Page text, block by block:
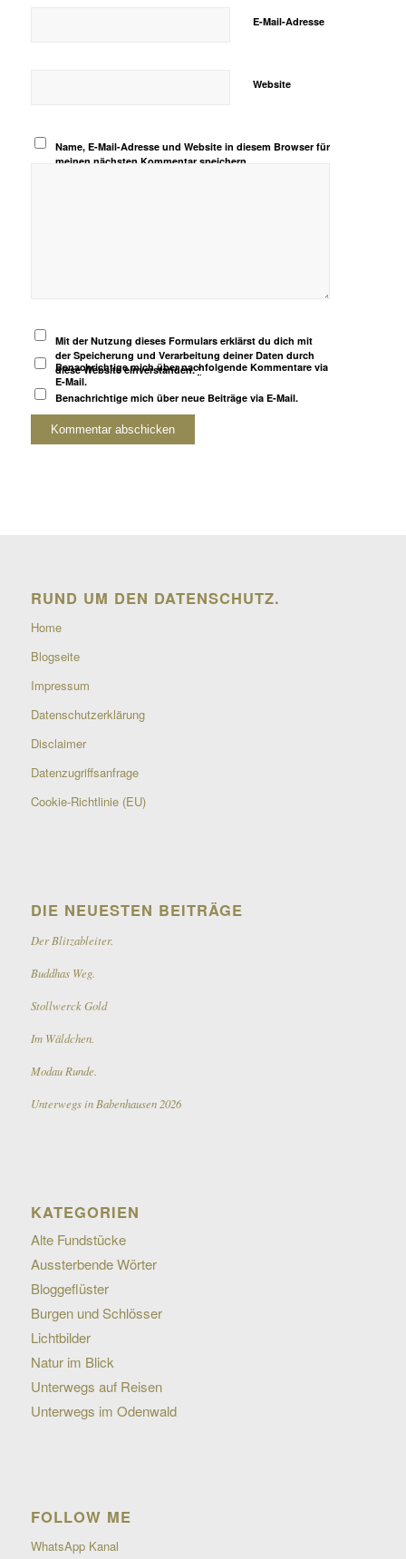
E-Mail-Adresse
Website
Name, E-Mail-Adresse und Website in diesem Browser für
meinen nächsten Kommentar speichern.
Mit der Nutzung dieses Formulars erklärst du dich mit
der Speicherung und Verarbeitung deiner Daten durch
diese Website einverstanden.*
Benachrichtige mich über nachfolgende Kommentare via
E-Mail.
Benachrichtige mich über neue Beiträge via E-Mail.
RUND UM DEN DATENSCHUTZ.
Home
Blogseite
Impressum
Datenschutzerklärung
Disclaimer
Datenzugriffsanfrage
Cookie-Richtlinie (EU)
DIE NEUESTEN BEITRÄGE
Der Blitzableiter.
Buddhas Weg.
Stollwerck Gold
Im Wäldchen.
Modau Runde.
Unterwegs in Babenhausen 2026
KATEGORIEN
Alte Fundstücke
Aussterbende Wörter
Bloggeflüster
Burgen und Schlösser
Lichtbilder
Natur im Blick
Unterwegs auf Reisen
Unterwegs im Odenwald
FOLLOW ME
WhatsApp Kanal